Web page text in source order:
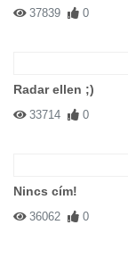
37839 0
Radar ellen ;)
33714 0
Nincs cím!
36062 0